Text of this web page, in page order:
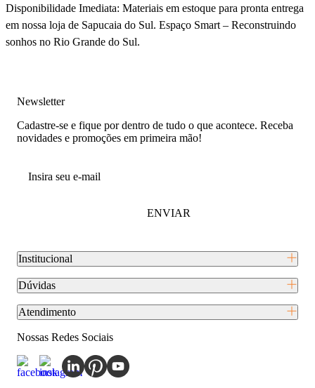
Disponibilidade Imediata: Materiais em estoque para pronta entrega
em nossa loja de Sapucaia do Sul. Espaço Smart – Reconstruindo
sonhos no Rio Grande do Sul.
Newsletter
Cadastre-se e fique por dentro de tudo o que acontece. Receba
novidades e promoções em primeira mão!
ENVIAR
Institucional
Dúvidas
Atendimento
Nossas Redes Sociais